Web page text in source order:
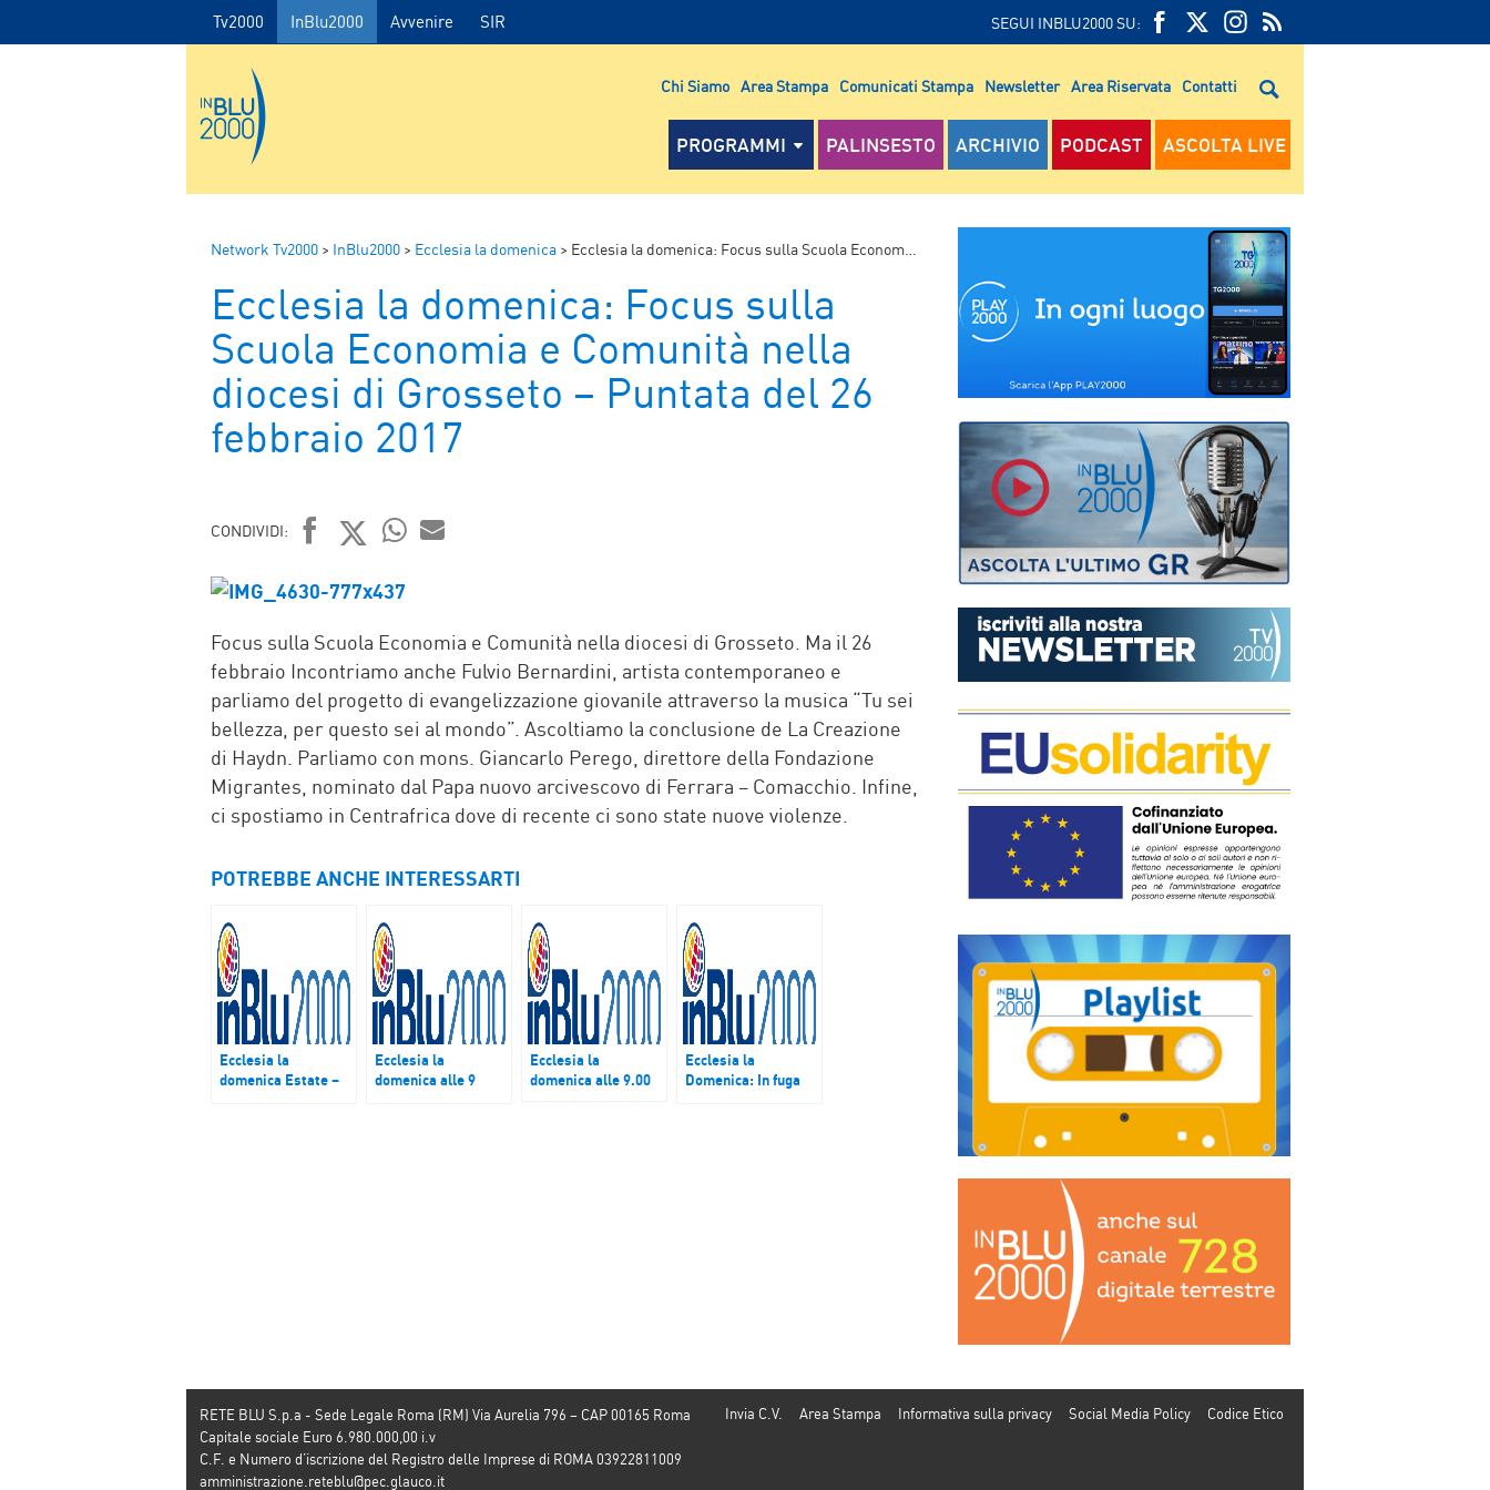
Tv2000 InBlu2000 Avvenire SIR SEGUI INBLU2000 SU:
FEED
RSS
RSS
Chi Siamo Area Stampa Comunicati Stampa Newsletter Area Riservata Contatti
PROGRAMMI PALINSESTO ARCHIVIO PODCAST ASCOLTA LIVE
Network Tv2000 > InBlu2000 > Ecclesia la domenica > Ecclesia la domenica: Focus sulla Scuola Economia e Comunità nella diocesi di Grosseto – Puntata del 26 febbraio 2017
Ecclesia la domenica: Focus sulla
Scuola Economia e Comunità nella
diocesi di Grosseto – Puntata del 26
febbraio 2017
CONDIVIDI:
FACEBOOK
TWITTER
Focus sulla Scuola Economia e Comunità nella diocesi di Grosseto. Ma il 26
febbraio Incontriamo anche Fulvio Bernardini, artista contemporaneo e
parliamo del progetto di evangelizzazione giovanile attraverso la musica “Tu sei
bellezza, per questo sei al mondo”. Ascoltiamo la conclusione de La Creazione
di Haydn. Parliamo con mons. Giancarlo Perego, direttore della Fondazione
Migrantes, nominato dal Papa nuovo arcivescovo di Ferrara – Comacchio. Infine,
ci spostiamo in Centrafrica dove di recente ci sono state nuove violenze.
POTREBBE ANCHE INTERESSARTI
Ecclesia la
domenica Estate –
Ecclesia la
domenica alle 9
Ecclesia la
domenica alle 9.00
Ecclesia la
Domenica: In fuga
Invia C.V. Area Stampa Informativa sulla privacy Social Media Policy Codice Etico
RETE BLU S.p.a - Sede Legale Roma (RM) Via Aurelia 796 – CAP 00165 Roma
Capitale sociale Euro 6.980.000,00 i.v
C.F. e Numero d’iscrizione del Registro delle Imprese di ROMA 03922811009
amministrazione.reteblu@pec.glauco.it